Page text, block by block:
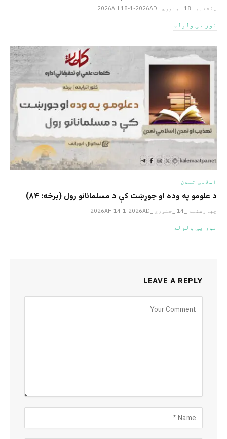
یکشنبه _18 _جنوري _2026AH 18-1-2026AD
نور یی ولوله
اسلامي تمدن
د علومو په وده او جوړښت کې د مسلمانانو رول (برخه: ۸۴)
چهارشنبه _14 _جنوري _2026AH 14-1-2026AD
نور یی ولوله
LEAVE A REPLY